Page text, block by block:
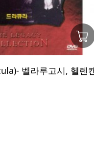
벨라루고시, 헬렌